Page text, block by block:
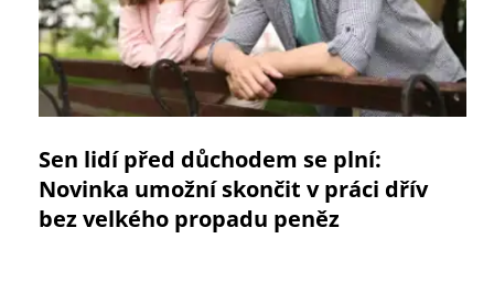
Sen lidí před důchodem se plní:
Novinka umožní skončit v práci dřív
bez velkého propadu peněz